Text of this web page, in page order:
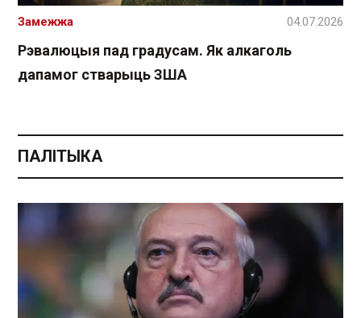
Рэвалюцыя пад градусам. Як алкаголь
дапамог стварыць ЗША
Замежжа 04.07.2026
ПАЛІТЫКА